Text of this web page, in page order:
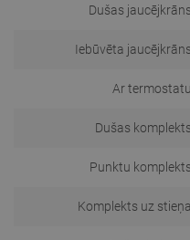
Dušas
Iebūvēta jaucējkrāns
Ar termostatu
Dušas komplekts
Punktu
Komplekts uz stieņa